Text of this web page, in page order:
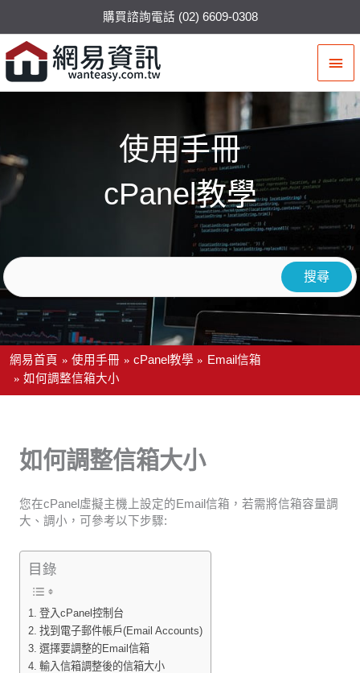
購買諮詢電話 (02) 6609-0308
主
要
選
使用手冊
cPanel教學
網易首頁 使用手冊 cPanel教學
Email信箱
如何調整信箱大小
如何調整信箱大小
您在cPanel虛擬主機上設定的Email信箱，若需將信箱容量調
大、調小，可參考以下步驟:
目錄
登入cPanel控制台
找到電子郵件帳戶(Email Accounts)
選擇要調整的Email信箱
輸入信箱調整後的信箱大小